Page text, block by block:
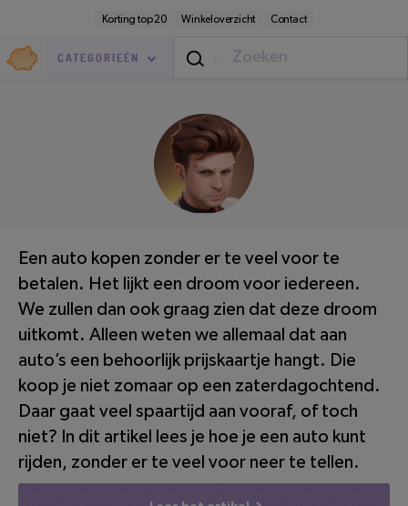
inhoud
Korting top 20 Winkeloverzicht Contact
Goedkoop.nl
CATEGORIEËN
Geldzaken LEESTIJD: 3 MINUTEN
Een auto kopen zonder er te veel voor te
betalen. Het lijkt een droom voor iedereen.
We zullen dan ook graag zien dat deze droom
uitkomt. Alleen weten we allemaal dat aan
auto’s een behoorlijk prijskaartje hangt. Die
koop je niet zomaar op een zaterdagochtend.
Daar gaat veel spaartijd aan vooraf, of toch
niet? In dit artikel lees je hoe je een auto kunt
rijden, zonder er te veel voor neer te tellen.